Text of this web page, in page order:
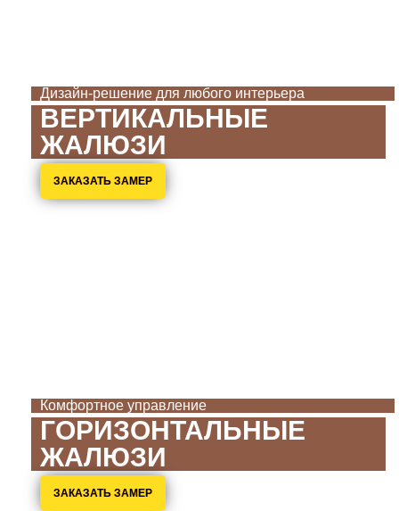
Дизайн-решение для любого интерьера
ВЕРТИКАЛЬНЫЕ
ЖАЛЮЗИ
ЗАКАЗАТЬ ЗАМЕР
Комфортное управление
ГОРИЗОНТАЛЬНЫЕ
ЖАЛЮЗИ
ЗАКАЗАТЬ ЗАМЕР